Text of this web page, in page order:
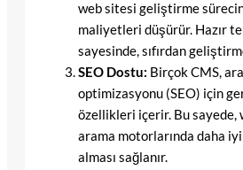
web sitesi geliştirme
maliyetleri düşürür. Hazır
sayesinde, sıfırdan
SEO Dostu: Birçok CMS,
optimizasyonu (SEO) için
özellikleri içerir. Bu sayede,
arama motorlarında daha
alması sağlanır.